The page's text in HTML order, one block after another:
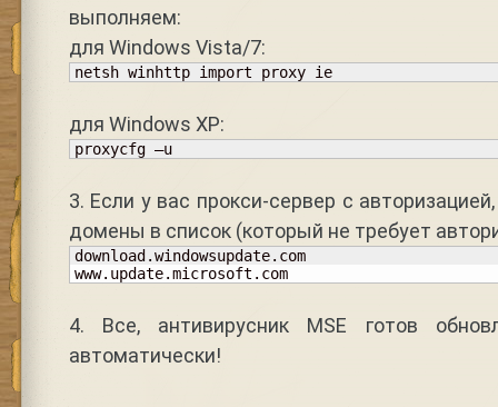
выполняем:
для Windows Vista/7:
netsh winhttp import proxy ie
для Windows XP:
proxycfg –u
3. Если у вас прокси-сервер с
домены в список (который не требует
download.windowsupdate.com
www.update.microsoft.com
4. Все, антивирусник MSE готов
автоматически!